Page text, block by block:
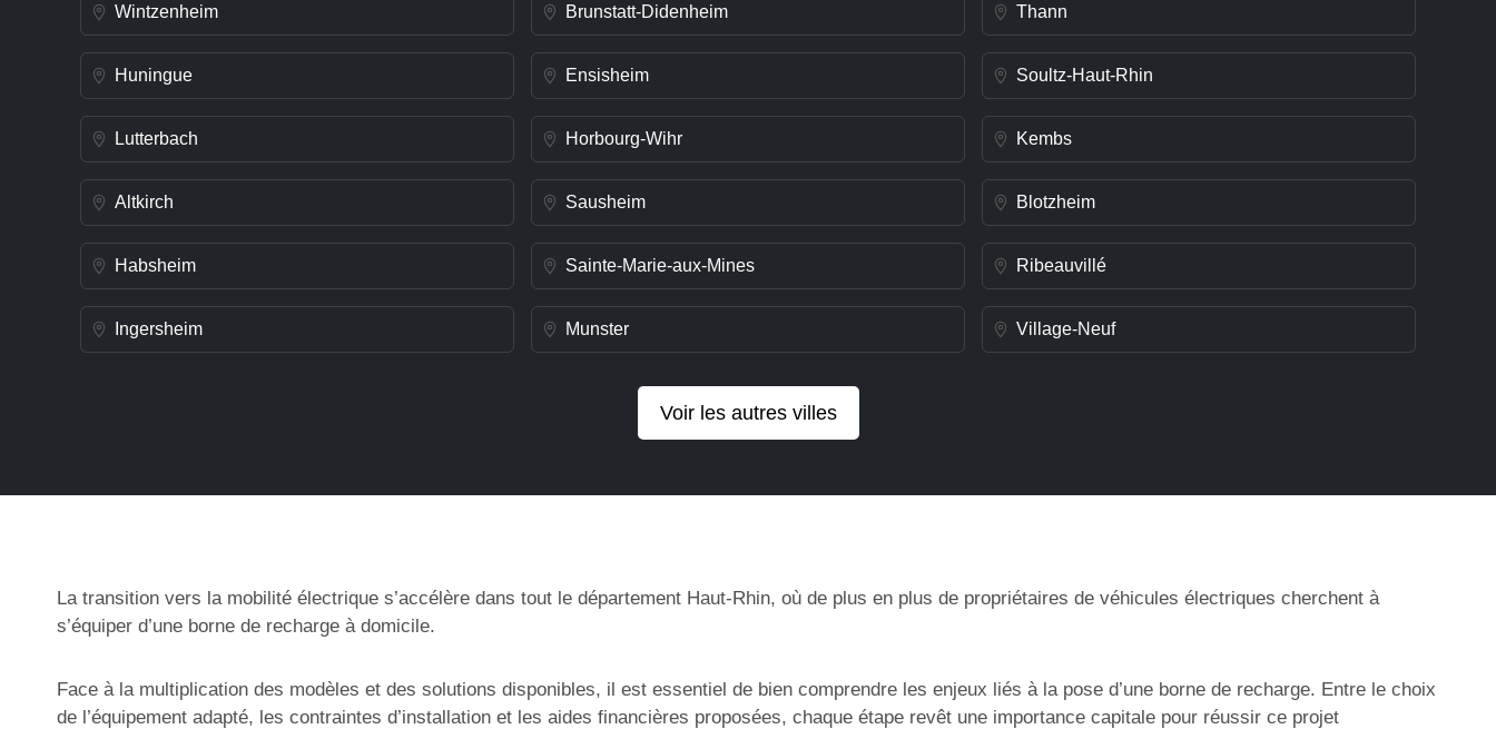
Wintzenheim Brunstatt-Didenheim Thann
Huningue Ensisheim Soultz-Haut-Rhin
Lutterbach Horbourg-Wihr Kembs
Altkirch Sausheim Blotzheim
Habsheim Sainte-Marie-aux-Mines Ribeauvillé
Ingersheim Munster Village-Neuf
Voir les autres villes
La transition vers la mobilité électrique s’accélère dans tout le département Haut-Rhin, où de plus en plus de propriétaires de véhicules électriques cherchent à
s’équiper d’une borne de recharge à domicile.
Face à la multiplication des modèles et des solutions disponibles, il est essentiel de bien comprendre les enjeux liés à la pose d’une borne de recharge. Entre le choix
de l’équipement adapté, les contraintes d’installation et les aides financières proposées, chaque étape revêt une importance capitale pour réussir ce projet